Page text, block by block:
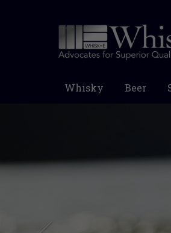
Whisky Beer